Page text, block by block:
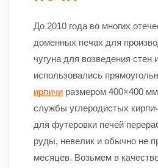
До 2010 года во многих
доменных печах для
чугуна для возведения стен
использовались
ирпичи размером 400×400
службы углеродистых
для футеровки печей
руды, невелик и обычно не
месяцев. Возьмем в